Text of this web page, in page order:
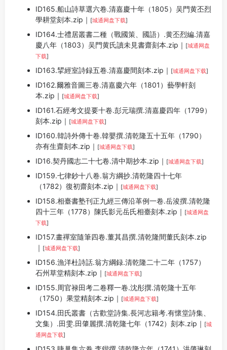
ID165.船山詩草選六卷.清嘉慶十年（1805）吴門黄丕烈
學耕堂刻本.zip｜ [城通网盘下载]
ID164.士禮居叢書二種（戰國策、國語）.黄丕烈編.清嘉
慶八年（1803）吴門黄氏讀未見書齋刻本.zip｜ [城通网盘
下载]
ID163.揅經室詩録五卷.清嘉慶間刻本.zip｜ [城通网盘下载]
ID162.爾雅音圖三卷.清嘉慶六年（1801）藝學軒刻
本.zip｜ [城通网盘下载]
ID161.石經考文提要十卷.彭元瑞撰.清嘉慶四年（1799）
刻本.zip｜ [城通网盘下载]
ID160.韓詩外傳十卷.韓嬰撰.清乾隆五十五年（1790）
亦有生齋刻本.zip｜ [城通网盘下载]
ID16.契丹國志二十七卷.清中期抄本.zip｜ [城通网盘下载]
ID159.七律鈔十八卷.翁方綱抄.清乾隆四十七年
（1782）復初齋刻本.zip｜ [城通网盘下载]
ID158.相臺書塾刊正九經三傳沿革例一卷.岳浚撰.清乾隆
四十三年（1778）陳氏影元岳氏相臺刻本.zip｜ [城通网盘
下载]
ID157.畫禪室隨筆四卷.董其昌撰.清乾隆間董氏刻本.zip
｜ [城通网盘下载]
ID156.漁洋杜詩話.翁方綱録.清乾隆二十二年（1757）
石州草堂精刻本.zip｜ [城通网盘下载]
ID155.周官禄田考二卷釋一卷.沈彤撰.清乾隆十五年
（1750）果堂精刻本.zip｜ [城通网盘下载]
ID154.田氏叢書（古歡堂詩集.長河志籍考.有懷堂詩集、
文集）.田雯.田肇麗撰.清乾隆七年（1742）刻本.zip｜ [城
通网盘下载]